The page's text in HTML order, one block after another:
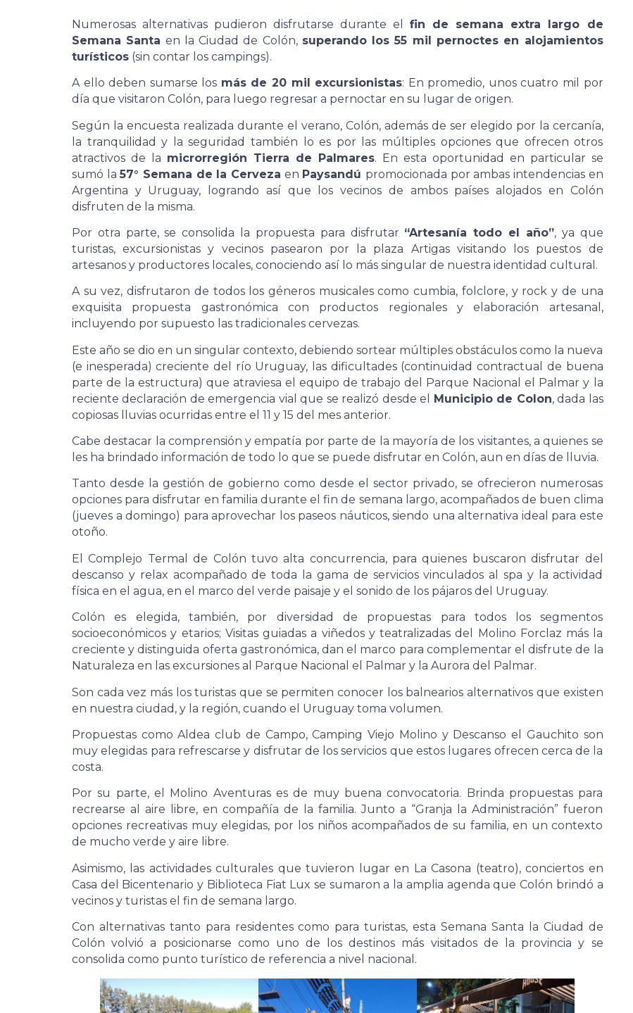
Numerosas alternativas pudieron disfrutarse durante elfin de semana extra largo de
Semana Santa en la Ciudad de Colón, superando los 55 mil pernoctes en alojamientos
turísticos (sin contar los campings).
A ello deben sumarse los más de 20 mil excursionistas: En promedio, unos cuatro mil por
día que visitaron Colón, para luego regresar a pernoctar en su lugar de origen.
Según la encuesta realizada durante el verano, Colón, además de ser elegido por la cercanía,
la tranquilidad y la seguridad también lo es por las múltiples opciones que ofrecen otros
atractivos de la microrregión Tierra de Palmares. En esta oportunidad en particular se
sumó la57° Semana de la Cerveza en Paysandú promocionada por ambas intendencias en
Argentina y Uruguay, logrando así que los vecinos de ambos países alojados en Colón
disfruten de la misma.
Por otra parte, se consolida la propuesta para disfrutar “Artesanía todo el año”, ya que
turistas, excursionistas y vecinos pasearon por la plaza Artigas visitando los puestos de
artesanos y productores locales, conociendo así lo más singular de nuestra identidad cultural.
A su vez, disfrutaron de todos los géneros musicales como cumbia, folclore, y rock y de una
exquisita propuesta gastronómica con productos regionales y elaboración artesanal,
incluyendo por supuesto las tradicionales cervezas.
Este año se dio en un singular contexto, debiendo sortear múltiples obstáculos como la nueva
(e inesperada) creciente del río Uruguay, las dificultades (continuidad contractual de buena
parte de la estructura) que atraviesa el equipo de trabajo del Parque Nacional el Palmar y la
reciente declaración de emergencia vial que se realizó desde el Municipio de Colon, dada las
copiosas lluvias ocurridas entre el 11 y 15 del mes anterior.
Cabe destacar la comprensión y empatía por parte de la mayoría de los visitantes, a quienes se
les ha brindado información de todo lo que se puede disfrutar en Colón, aun en días de lluvia.
Tanto desde la gestión de gobierno como desde el sector privado, se ofrecieron numerosas
opciones para disfrutar en familia durante el fin de semana largo, acompañados de buen clima
(jueves a domingo) para aprovechar los paseos náuticos, siendo una alternativa ideal para este
otoño.
El Complejo Termal de Colón tuvo alta concurrencia, para quienes buscaron disfrutar del
descanso y relax acompañado de toda la gama de servicios vinculados al spa y la actividad
física en el agua, en el marco del verde paisaje y el sonido de los pájaros del Uruguay.
Colón es elegida, también, por diversidad de propuestas para todos los segmentos
socioeconómicos y etarios; Visitas guiadas a viñedos y teatralizadas del Molino Forclaz más la
creciente y distinguida oferta gastronómica, dan el marco para complementar el disfrute de la
Naturaleza en las excursiones al Parque Nacional el Palmar y la Aurora del Palmar.
Son cada vez más los turistas que se permiten conocer los balnearios alternativos que existen
en nuestra ciudad, y la región, cuando el Uruguay toma volumen.
Propuestas como Aldea club de Campo, Camping Viejo Molino y Descanso el Gauchito son
muy elegidas para refrescarse y disfrutar de los servicios que estos lugares ofrecen cerca de la
costa.
Por su parte, el Molino Aventuras es de muy buena convocatoria. Brinda propuestas para
recrearse al aire libre, en compañía de la familia. Junto a “Granja la Administración” fueron
opciones recreativas muy elegidas, por los niños acompañados de su familia, en un contexto
de mucho verde y aire libre.
Asimismo, las actividades culturales que tuvieron lugar en La Casona (teatro), conciertos en
Casa del Bicentenario y Biblioteca Fiat Lux se sumaron a la amplia agenda que Colón brindó a
vecinos y turistas el fin de semana largo.
Con alternativas tanto para residentes como para turistas, esta Semana Santa la Ciudad de
Colón volvió a posicionarse como uno de los destinos más visitados de la provincia y se
consolida como punto turístico de referencia a nivel nacional.